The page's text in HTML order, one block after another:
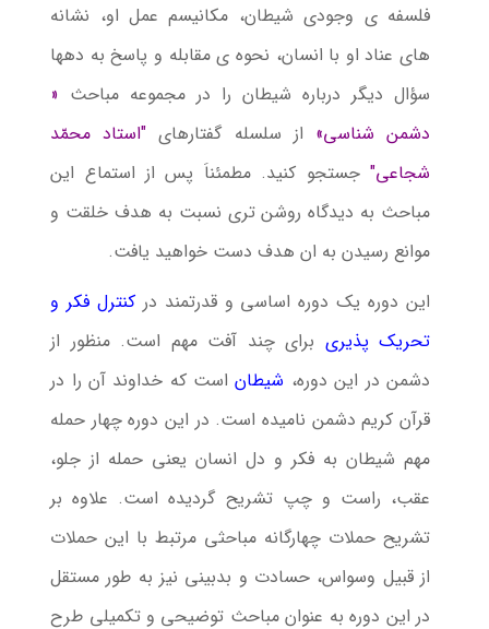
فلسفه ی وجودی شیطان، مکانیسم عمل او، نشانه
های عناد او با انسان، نحوه ی مقابله و پاسخ به دهها
سؤال دیگر درباره شیطان را در مجموعه مباحث «
دشمن شناسی» از سلسله گفتارهای"استاد محمّد
شجاعی" جستجو کنید. مطمئناَ پس از استماع این
مباحث به دیدگاه روشن تری نسبت به هدف خلقت و
موانع رسیدن به ان هدف دست خواهید یافت.
این دوره یک دوره اساسی و قدرتمند درکنترل فکر و
تحریک پذیری برای چند آفت مهم است. منظور از
دشمن در این دوره، شیطاناست که خداوند آن را در
قرآن کریم دشمن نامیده است. در این دوره چهار حمله
مهم شیطان به فکر و دل انسان یعنی حمله از جلو،
عقب، راست و چپ تشریح گردیده است. علاوه بر
تشریح حملات چهارگانه مباحثی مرتبط با این حملات
از قبیل وسواس، حسادت و بدبینی نیز به طور مستقل
در این دوره به عنوان مباحث توضیحی و تکمیلی طرح